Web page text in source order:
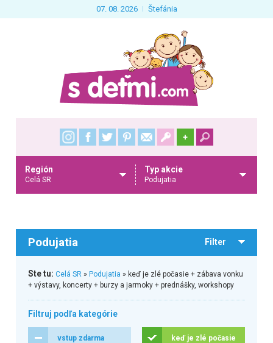
07. 08. 2026 Štefánia
+
Región
Celá SR
Typ akcie
Podujatia
Podujatia Filter
Ste tu: Celá SR» Podujatia » keď je zlé počasie + zábava vonku
+ výstavy, koncerty + burzy a jarmoky + prednášky, workshopy
Filtruj podľa kategórie
vstup zdarma keď je zlé počasie